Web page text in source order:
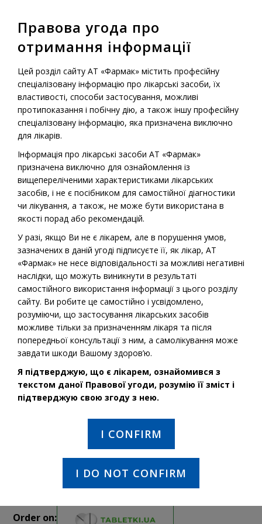
Prescription Medications
Injesta
INN: Progesterone
ATC groups: Genito-urinary system and sex hormones
INN: Progesterone
Order on:
Правова угода про
отримання інформації
Цей розділ сайту АТ «Фармак» містить професійну
спеціалізовану інформацію про лікарські засоби, їх
властивості, способи застосування, можливі
протипоказання і побічну дію, а також іншу професійну
спеціалізовану інформацію, яка призначена виключно
для лікарів.
Інформація про лікарські засоби АТ «Фармак»
призначена виключно для ознайомлення із
вищепереліченими характеристиками лікарських
засобів, і не є посібником для самостійної діагностики
чи лікування, а також, не може бути використана в
якості порад або рекомендацій.
У разі, якщо Ви не є лікарем, але в порушення умов,
зазначених в даній угоді підписуєте її, як лікар, АТ
«Фармак» не несе відповідальності за можливі негативні
наслідки, що можуть виникнути в результаті
самостійного використання інформації з цього розділу
сайту. Ви робите це самостійно і усвідомлено,
розуміючи, що застосування лікарських засобів
можливе тільки за призначенням лікаря та після
попередньої консультації з ним, а самолікування може
завдати шкоди Вашому здоров’ю.
Я підтверджую, що є лікарем, ознайомився з
текстом даної Правової угоди, розумію її зміст і
підтверджую свою згоду з нею.
I CONFIRM
I DO NOT CONFIRM